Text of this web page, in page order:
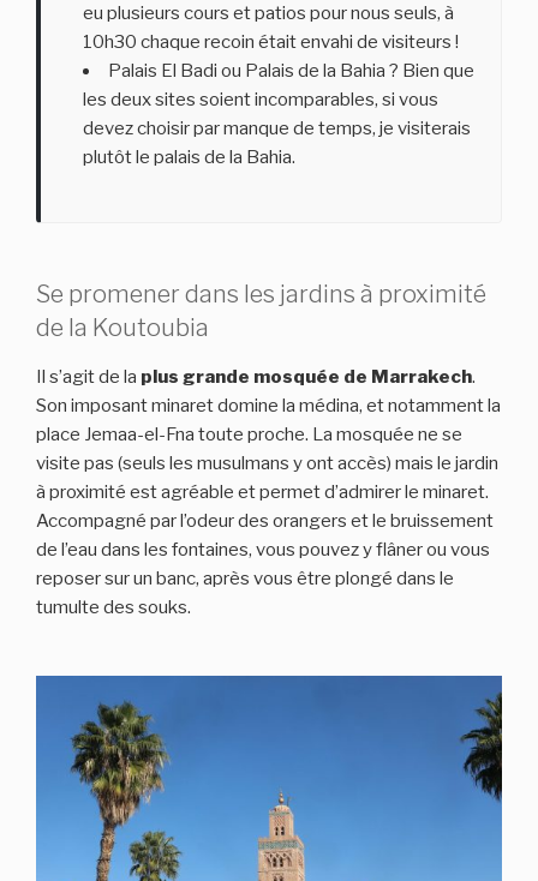
eu plusieurs cours et patios pour nous seuls, à
10h30 chaque recoin était envahi de visiteurs !
Palais El Badi ou Palais de la Bahia ? Bien que
les deux sites soient incomparables, si vous
devez choisir par manque de temps, je visiterais
plutôt le palais de la Bahia.
Se promener dans les jardins à proximité
de la Koutoubia
Il s’agit de la plus grande mosquée de Marrakech.
Son imposant minaret domine la médina, et notamment la
place Jemaa-el-Fna toute proche. La mosquée ne se
visite pas (seuls les musulmans y ont accès) mais le jardin
à proximité est agréable et permet d’admirer le minaret.
Accompagné par l’odeur des orangers et le bruissement
de l’eau dans les fontaines, vous pouvez y flâner ou vous
reposer sur un banc, après vous être plongé dans le
tumulte des souks.